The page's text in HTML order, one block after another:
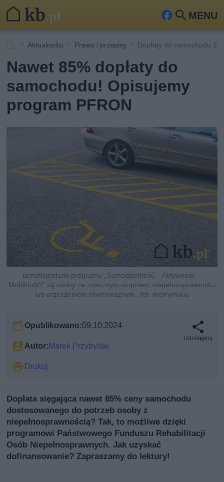
MENU
Fa
ook
Szu
Aktualności Prawo i przepisy Dopłaty do samochodu
Nawet 85% dopłaty do
samochodu! Opisujemy
program PFRON
Beneficjentami programu „Samodzielność – Aktywność –
Mobilność!” są osoby ze znacznym stopniem niepełnosprawności
lub orzeczeniem równoważnym., fot. merrymuuu
Opublikowano:09.10.2024
Autor:Marek Przybylski
Drukuj
Udostępnij
Dopłata sięgająca nawet 85% ceny samochodu
dostosowanego do potrzeb osoby z
niepełnosprawnością? Tak, to możliwe dzięki
programowi Państwowego Funduszu Rehabilitacji
Osób Niepełnosprawnych. Jak uzyskać
dofinansowanie? Zapraszamy do lektury!